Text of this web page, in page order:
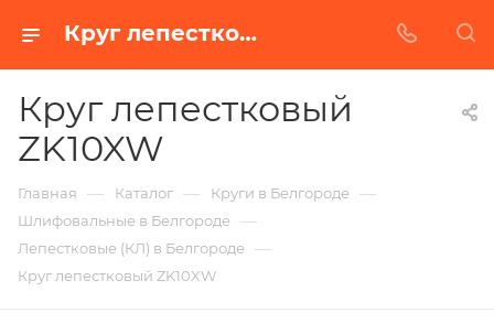
Круг лепестковый ZK10XW в Белгороде | Купить по недорогой цене от Абразивного Завода
Круг лепестковый
ZK10XW
Главная — Каталог — Круги в Белгороде —
Шлифовальные в Белгороде —
Лепестковые (КЛ) в Белгороде —
Круг лепестковый ZK10XW